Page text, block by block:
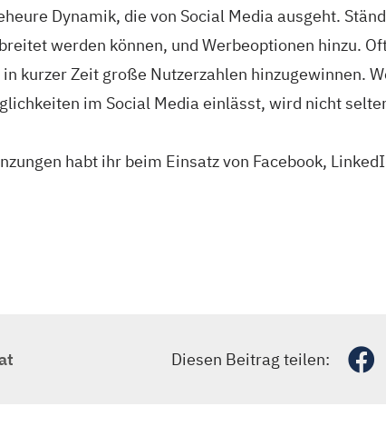
Dynamik, die von Social Media ausgeht.
werden können, und Werbeoptionen hinzu.
kurzer Zeit große Nutzerzahlen hinzugewinnen.
im Social Media einlässt, wird nicht
habt ihr beim Einsatz von Facebook,
Diesen Beitrag teilen: